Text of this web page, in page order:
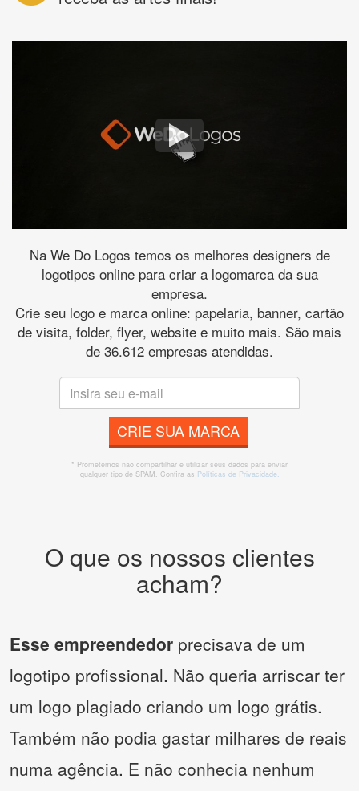
Na We Do Logos temos os melhores designers de
logotipos online para criar a logomarca da sua
empresa.
Crie seu logo e marca online: papelaria, banner, cartão
de visita, folder, flyer, website e muito mais. São mais
de 36.612 empresas atendidas.
CRIE SUA MARCA
* Prometemos não compartilhar e utilizar seus dados para enviar
qualquer tipo de SPAM. Confira as Políticas de Privacidade.
O que os nossos clientes
acham?
Esse empreendedor precisava de um
logotipo profissional. Não queria arriscar ter
um logo plagiado criando um logo grátis.
Também não podia gastar milhares de reais
numa agência. E não conhecia nenhum